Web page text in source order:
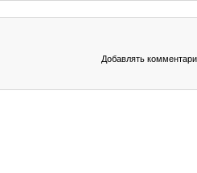
Добавлять